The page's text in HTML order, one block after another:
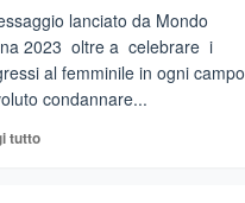
lanciato da Mondo
2023 oltre a celebrare i
al femminile in ogni campo
condannare...
tuttoLeggi